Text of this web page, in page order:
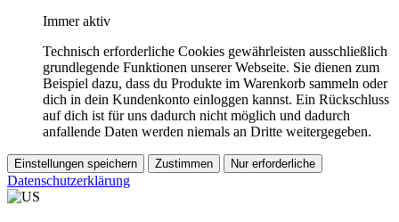
Immer aktiv
Technisch erforderliche Cookies gewährleisten ausschließlich
grundlegende Funktionen unserer Webseite. Sie dienen zum
Beispiel dazu, dass du Produkte im Warenkorb sammeln oder
dich in dein Kundenkonto einloggen kannst. Ein Rückschluss
auf dich ist für uns dadurch nicht möglich und dadurch
anfallende Daten werden niemals an Dritte weitergegeben.
Einstellungen speichern Zustimmen Nur erforderliche
Datenschutzerklärung